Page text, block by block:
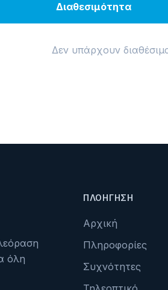
Διαθεσιμότητα
Δεν υπάρχουν
όλη
ΠΛΟΉΓΗΣΗ
Αρχική
Πληροφορίες
Συχνότητες